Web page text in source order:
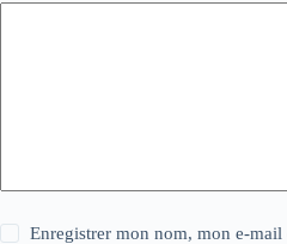
Enregistrer mon nom, mon e-mail